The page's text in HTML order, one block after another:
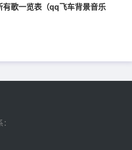
歌一览表（qq飞车背景音乐